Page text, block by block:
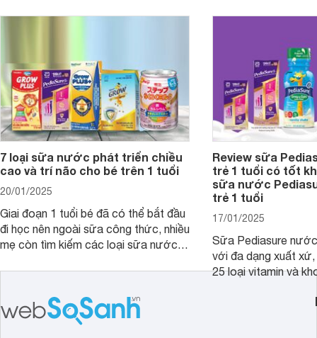
Pediasure Grow &amp; Gain hiện nay
cùng Websosanh.vn
7 loại sữa nước phát triển chiều
cao và trí não cho bé trên 1 tuổi
20/01/2025
Giai đoạn 1 tuổi bé đã có thể bắt đầu
đi học nên ngoài sữa công thức, nhiều
mẹ còn tìm kiếm các loại sữa nước
trẻ. Dưới đây là 7 loại sữa nước phát
1 tuổi tốt mà mẹ bỉm nên lựa chọn.
Review sữa
trẻ 1 tuổi có tốt
sữa nước
trẻ 1 tuổi
17/01/2025
Sữa Pediasure
với đa dạng xuất
25 loại vitamin và